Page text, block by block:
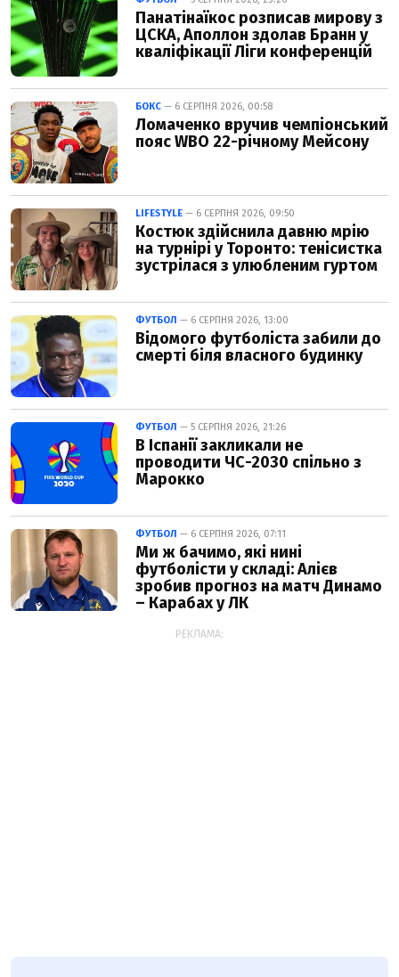
Панатінаїкос розписав мирову з
ЦСКА, Аполлон здолав Бранн у
кваліфікації Ліги конференцій
БОКС — 6 СЕРПНЯ 2026, 00:58
Ломаченко вручив чемпіонський
пояс WBO 22-річному Мейсону
LIFESTYLE — 6 СЕРПНЯ 2026, 09:50
Костюк здійснила давню мрію
на турнірі у Торонто: тенісистка
зустрілася з улюбленим гуртом
ФУТБОЛ — 6 СЕРПНЯ 2026, 13:00
Відомого футболіста забили до
смерті біля власного будинку
ФУТБОЛ — 5 СЕРПНЯ 2026, 21:26
В Іспанії закликали не
проводити ЧС-2030 спільно з
Марокко
ФУТБОЛ — 6 СЕРПНЯ 2026, 07:11
Ми ж бачимо, які нині
футболісти у складі: Алієв
зробив прогноз на матч Динамо
– Карабах у ЛК
РЕКЛАМА: